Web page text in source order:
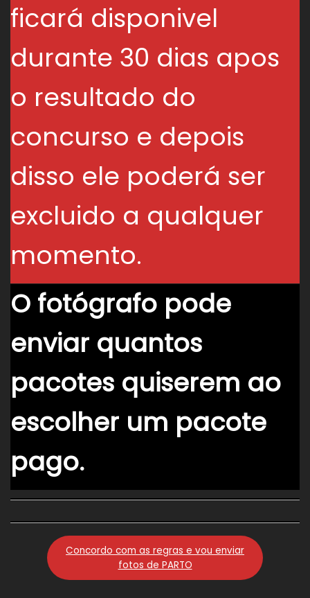
ficará disponivel
durante 30 dias apos
o resultado do
concurso e depois
disso ele poderá ser
excluido a qualquer
momento.
O fotógrafo pode
enviar quantos
pacotes quiserem ao
escolher um pacote
pago.
Concordo com as regras e vou enviar
fotos de PARTO